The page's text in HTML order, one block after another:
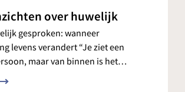
over huwelijk
gesproken: wanneer
levens verandert “Je ziet een
maar van binnen is het…